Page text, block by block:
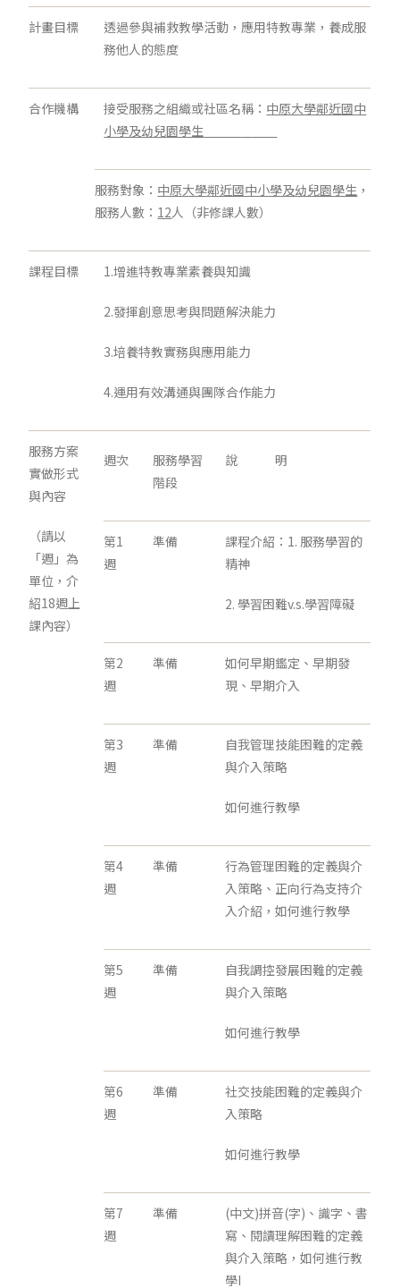
計畫目標
透過參與補救教學活動，應用特教專業，養成服
務他人的態度
合作機構 接受服務之組織或社區名稱： 中原大學鄰近國中
小學及幼兒園學生
服務對象： 中原大學鄰近國中小學及幼兒園學生 ，
服務人數： 12人（非修課人數）
課程目標 1.增進特教專業素養與知識
2.發揮創意思考與問題解決能力
3.培養特教實務與應用能力
4.運用有效溝通與團隊合作能力
服務方案
實做形式
與內容
（請以
「週」為
單位，介
紹18週上
課內容）
週次
服務學習
階段
說 明
第1
週
準備
課程介紹：1. 服務學習的
精神
2. 學習困難v.s.學習障礙
第2
週
準備
如何早期鑑定、早期發
現、早期介入
第3
週
準備
自我管理技能困難的定義
與介入策略
如何進行教學
第4
週
準備
行為管理困難的定義與介
入策略、正向行為支持介
入介紹，如何進行教學
第5
週
準備
自我調控發展困難的定義
與介入策略
如何進行教學
第6
週
準備
社交技能困難的定義與介
入策略
如何進行教學
第7
週
準備
(中文)拼音(字)、識字、書
寫、閱讀理解困難的定義
與介入策略，如何進行教
學I